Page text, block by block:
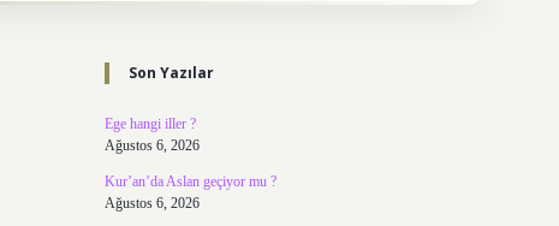
Sidebar
Son Yazılar
Ege hangi iller ?
Ağustos 6, 2026
Kur’an’da Aslan geçiyor mu ?
Ağustos 6, 2026